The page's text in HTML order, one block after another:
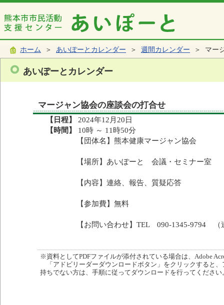
ホーム ＞ あいぽーとカレンダー ＞ 週間カレンダー ＞ マー
あいぽーとカレンダー
マージャン協会の座談会の打合せ
【日程】
2024年12月20日
【時間】
10時 ～ 11時50分
【団体名】熊本健康マージャン協会
【場所】あいぽーと 会議・セミナー室
【内容】連絡、報告、質疑応答
【参加費】無料
【お問い合わせ】TEL 090-1345-9794 （
※資料としてPDFファイルが添付されている場合は、Adobe
「アドビリーダーダウンロードボタン」をクリックすると
持ちでない方は、手順に従ってダウンロードを行ってください